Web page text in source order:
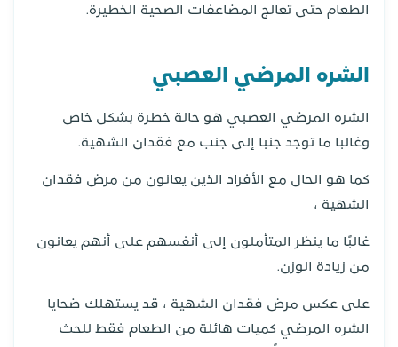
الطعام حتى تعالج المضاعفات الصحية الخطيرة.
الشره المرضي العصبي
الشره المرضي العصبي هو حالة خطرة بشكل خاص
وغالبا ما توجد جنبا إلى جنب مع فقدان الشهية.
كما هو الحال مع الأفراد الذين يعانون من مرض فقدان
الشهية ،
غالبًا ما ينظر المتأملون إلى أنفسهم على أنهم يعانون
من زيادة الوزن.
على عكس مرض فقدان الشهية ، قد يستهلك ضحايا
الشره المرضي كميات هائلة من الطعام فقط للحث